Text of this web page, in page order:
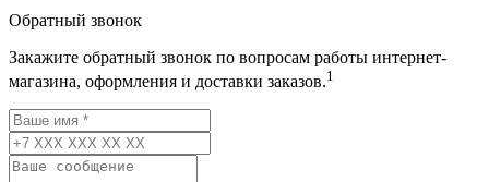
Обратный звонок
Закажите обратный звонок по вопросам работы интернет-
магазина, оформления и доставки заказов.1